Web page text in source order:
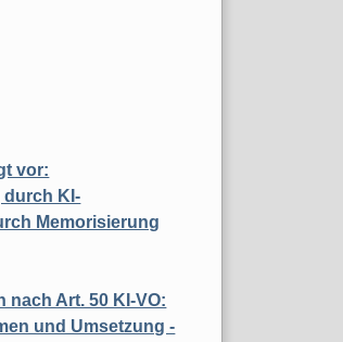
vor:
durch KI-
Memorisierung
Art. 50 KI-VO:
und Umsetzung -